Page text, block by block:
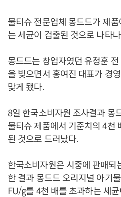
물티슈 전문업체 몽드드가 제
는 세균이 검출된 것으로 나타
몽드드는 창업자였던 유정훈
을 빚으면서 홍여진 대표가 경
맞게 됐다.
8일 한국소비자원 조사결과 몽
물티슈 제품에서 기준치의 4천
된 것으로 드러났다.
한국소비자원은 시중에 판매되
한 결과 몽드드 오리지널 아기
FU/g를 4천 배를 초과하는 세